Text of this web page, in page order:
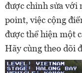
được chỉnh sửa với
point, việc cộng
được thể hiện một
Hãy cùng theo dõi